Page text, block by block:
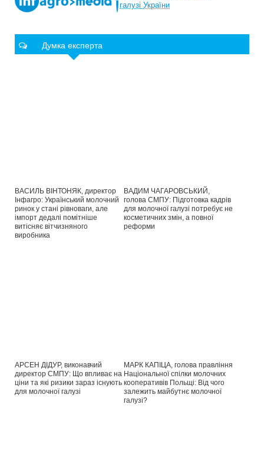
галузі України
Думка експерта
ВАСИЛЬ ВІНТОНЯК, директор
Інфагро: Український молочний
ринок у стані рівноваги, але
імпорт дедалі помітніше
витісняє вітчизняного
виробника
ВАДИМ ЧАГАРОВСЬКИЙ,
голова СМПУ: Підготовка кадрів
для молочної галузі потребує не
косметичних змін, а повної
реформи
АРСЕН ДІДУР, виконавчий
директор СМПУ: Що впливає на
ціни та які ризики зараз існують
для молочної галузі
МАРК КАПІЦА, голова правління
Національної спілки молочних
кооперативів Польщі: Від чого
залежить майбутнє молочної
галузі?